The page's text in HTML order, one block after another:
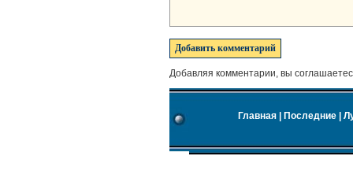
Добавляя комментарии, вы
Главная Последние